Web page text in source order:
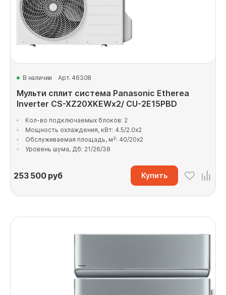
В наличии Арт. 46308
Мульти сплит система Panasonic Etherea
Inverter CS-XZ20XKEWx2/ CU-2E15PBD
Кол-во подключаемых блоков: 2
Мощность охлаждения, кВт: 4.5/2.0x2
Обслуживаемая площадь, м²: 40/20x2
Уровень шума, Дб: 21/26/38
253 500руб Купить